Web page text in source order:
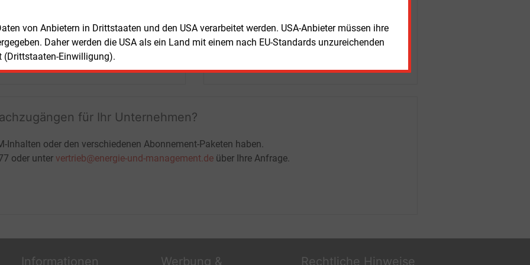
von Anbietern in Drittstaaten und den USA verarbeitet werden. USA-Anbieter müssen ihre
Daher werden die USA als ein Land mit einem nach EU-Standards unzureichenden
(Drittstaaten-Einwilligung).
+ einmal täglich E&M daily
+ zwei Ausgaben der Zeitung E&M
ohne automatische Verlängerung
JETZT KOSTENLOS TESTEN
für Ihr Unternehmen?
oder den verschiedenen Abonnement-Paketen haben.
oder unter vertrieb@energie-und-management.de über Ihre Anfrage.
Informationen Werbung & Rechtliche Hinweise